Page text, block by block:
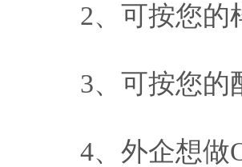
2、可按您的
3、可按您的
4、外企想做